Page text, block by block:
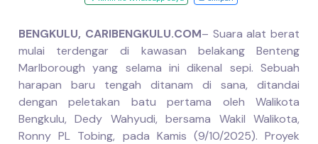
BENGKULU, CARIBENGKULU.COM– Suara alat berat
mulai terdengar di kawasan belakang Benteng
Marlborough yang selama ini dikenal sepi. Sebuah
harapan baru tengah ditanam di sana, ditandai
dengan peletakan batu pertama oleh Walikota
Bengkulu, Dedy Wahyudi, bersama Wakil Walikota,
Ronny PL Tobing, pada Kamis (9/10/2025). Proyek